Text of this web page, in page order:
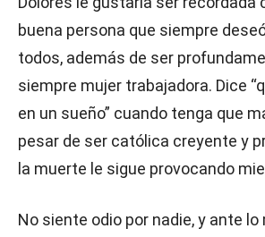
buena persona que siempre
todos, además de ser
siempre mujer trabajadora. Dice
en un sueño” cuando tenga que
pesar de ser católica creyente y
la muerte le sigue provocando
No siente odio por nadie, y ante lo